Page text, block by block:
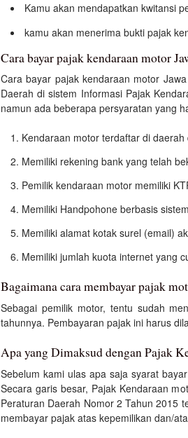
Kamu akan mendapatkan kwitansi
kamu akan menerima bukti pajak
Cara bayar pajak kendaraan motor
Cara bayar pajak kendaraan motor
Daerah di sistem Informasi Pajak
namun ada beberapa persyaratan yang
Kendaraan motor terdaftar di
Memiliki rekening bank yang telah
Pemilik kendaraan motor memiliki
Memiliki Handpohone berbasis
Memiliki alamat kotak surel (email)
Memiliki jumlah kuota internet yang
Bagaimana cara membayar pajak
Sebagai pemilik motor, tentu sudah
tahunnya. Pembayaran pajak ini harus
Apa yang Dimaksud dengan Pajak
Sebelum kami ulas apa saja syarat
Secara garis besar, Pajak Kendaraan
Peraturan Daerah Nomor 2 Tahun 2015
membayar pajak atas kepemilikan dan/